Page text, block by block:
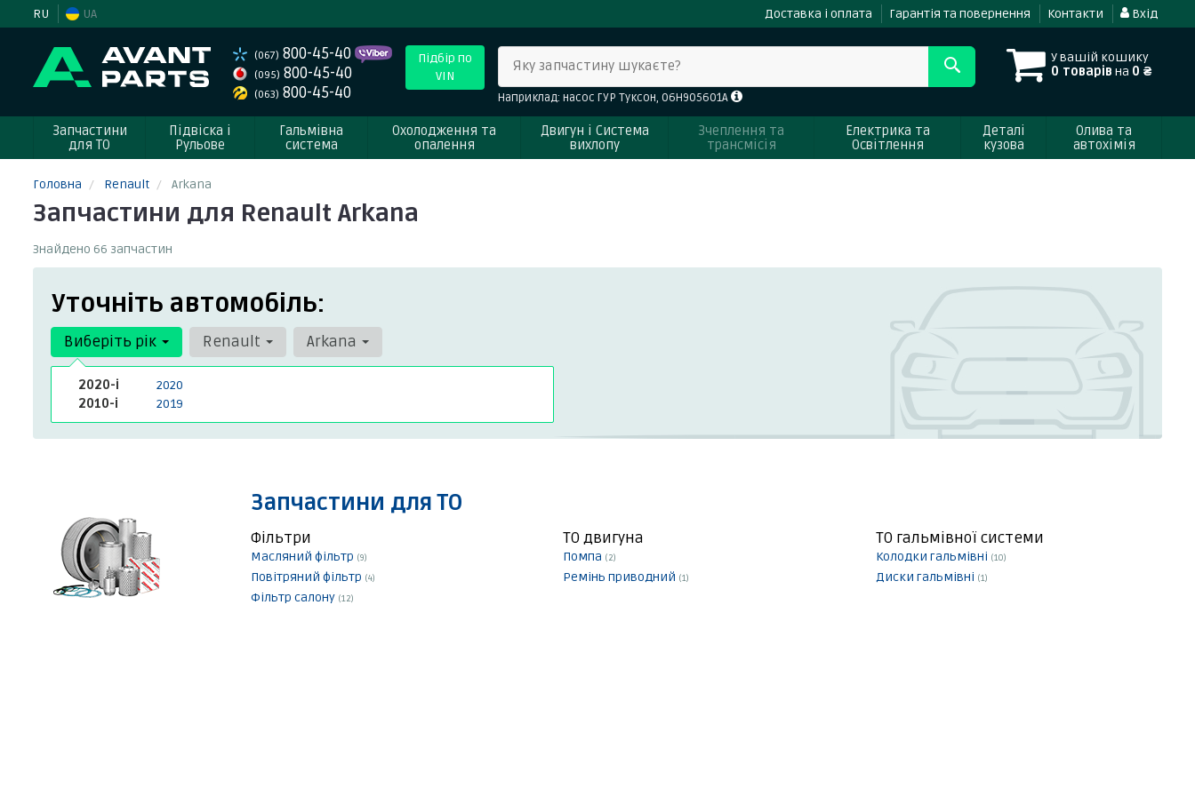
RU UA Доставка і оплата Гарантія та повернення Контакти Вхід
(067) 800-45-40
(095) 800-45-40
(063) 800-45-40
Підбір по
VIN
У вашій кошику
0 товарів на 0 ₴
Яку запчастину шукаєте?
Наприклад: насос ГУР Туксон, 06H905601A
Запчастини
для ТО
Підвіска і
Рульове
Гальмівна
система
Охолодження та
опалення
Двигун і Система
вихлопу
Зчеплення та
трансмісія
Електрика та
Освітлення
Деталі
кузова
Олива та
автохімія
Головна Renault Arkana
Запчастини для Renault Arkana
Знайдено 66 запчастин
Уточніть автомобіль:
Виберіть рік
2020-і
2020
2010-і
2019
Renault Arkana
Запчастини для ТО
Фільтри
Масляний фільтр (9)
Повітряний фільтр (4)
Фільтр салону (12)
ТО двигуна
Помпа (2)
Ремінь приводний (1)
ТО гальмівної системи
Колодки гальмівні (10)
Диски гальмівні (1)